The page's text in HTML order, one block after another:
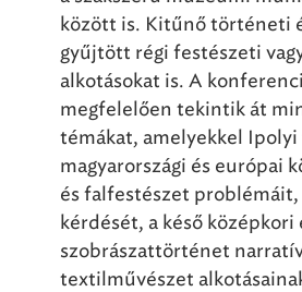
között is. Kitűnő történeti
gyűjtött régi festészeti
alkotásokat is. A
megfelelően tekintik át
témákat, amelyekkel
magyarországi és európai
és falfestészet
kérdését, a késő középkori
szobrászattörténet
textilművészet